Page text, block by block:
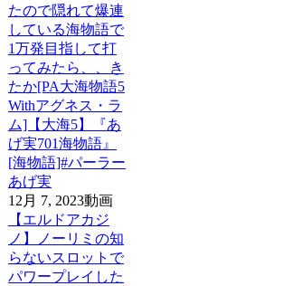
たので隠れて爆連
している海物語で
1万発目指して打
ってみたら、、き
たか[PA大海物語5
Withアグネス・ラ
ム]【大海5】『あ
げ実701海物語』
[海物語]#パーラー
あげ実
12月 7, 2023動画
【エルドアカジ
ノ】ノーリミの知
らないスロットで
パワープレイした